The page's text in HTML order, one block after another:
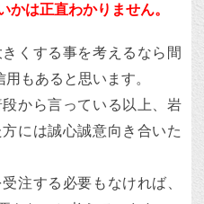
かは正直わかりません。
くする事を考えるなら間
もあると思います。
から言っている以上、岩
には誠心誠意向き合いた
注する必要もなければ、